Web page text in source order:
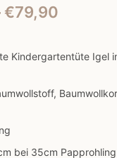
€79,90
bis
Kindergartentüte Igel
bei 35cm